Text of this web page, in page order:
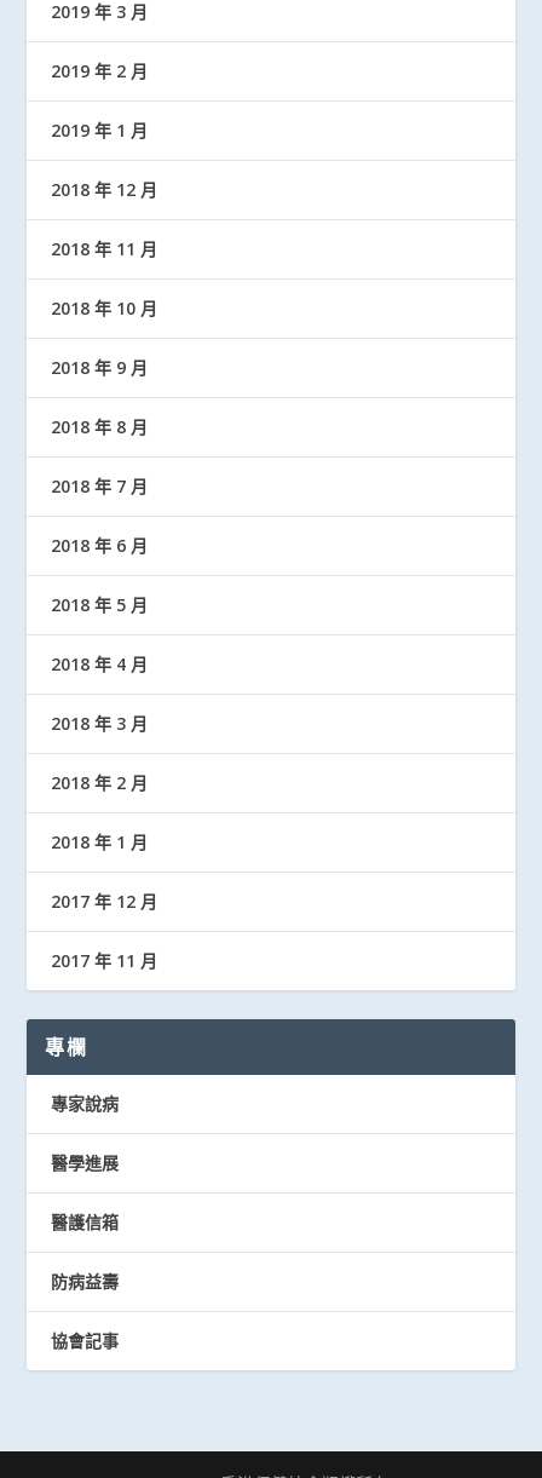
2019 年 3 月
2019 年 2 月
2019 年 1 月
2018 年 12 月
2018 年 11 月
2018 年 10 月
2018 年 9 月
2018 年 8 月
2018 年 7 月
2018 年 6 月
2018 年 5 月
2018 年 4 月
2018 年 3 月
2018 年 2 月
2018 年 1 月
2017 年 12 月
2017 年 11 月
專欄
專家說病
醫學進展
醫護信箱
防病益壽
協會記事